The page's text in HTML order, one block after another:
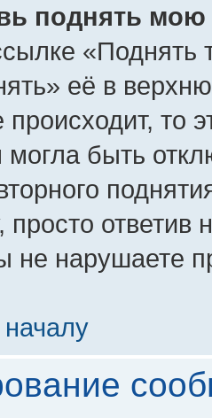
поднять мою
«Поднять
её в
происходит, то
могла быть
просто ответив
нарушаете